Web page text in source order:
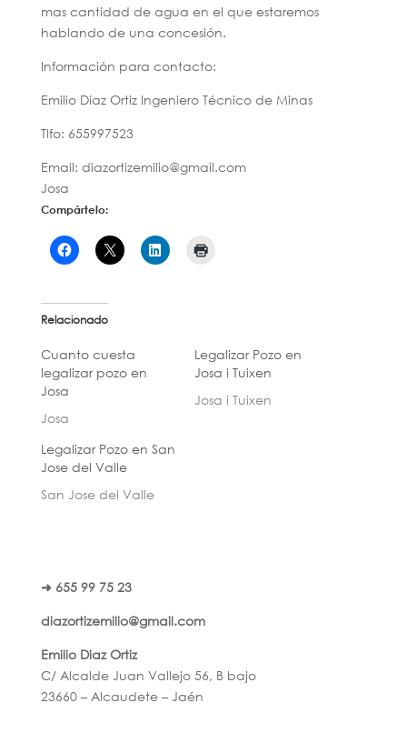
mas cantidad de agua en el que estaremos
hablando de una concesión.
Información para contacto:
Emilio Díaz Ortiz Ingeniero Técnico de Minas
Tlfo: 655997523
Email: diazortizemilio@gmail.com
Josa
Compártelo:
Relacionado
Cuanto cuesta
legalizar pozo en
Josa
Josa
Legalizar Pozo en
Josa i Tuixen
Josa i Tuixen
Legalizar Pozo en San
Jose del Valle
San Jose del Valle
➜ 655 99 75 23
diazortizemilio@gmail.com
Emilio Diaz Ortiz
C/ Alcalde Juan Vallejo 56, B bajo
23660 – Alcaudete – Jaén